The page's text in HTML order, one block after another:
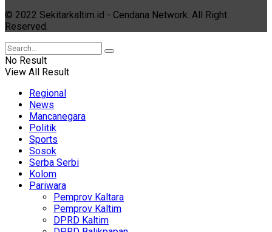
© 2022 Sekitarkaltim.id - Cendana Network. All Right
Reserved.
No Result
View All Result
Regional
News
Mancanegara
Politik
Sports
Sosok
Serba Serbi
Kolom
Pariwara
Pemprov Kaltara
Pemprov Kaltim
DPRD Kaltim